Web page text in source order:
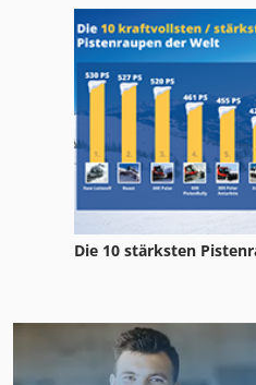
Die 10 stärksten